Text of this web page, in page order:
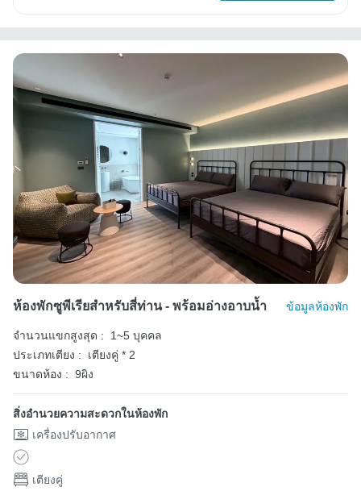
ห้องพักซูพีเรียสำหรับสี่ท่าน - พร้อมอ่างอาบน้ำ ข้อมูลห้องพัก
จำนวนแขกสูงสุด :
1~5 บุคคล
ประเภทเตียง :
เตียงคู่ * 2
ขนาดห้อง : 9ผิง
สิ่งอำนวยความสะดวกในห้องพัก
เครื่องปรับอากาศ
เตียงคู่